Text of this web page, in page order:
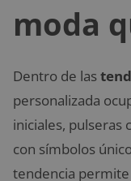
moda
Dentro de las
personalizada
iniciales, pulseras
con símbolos
tendencia permite